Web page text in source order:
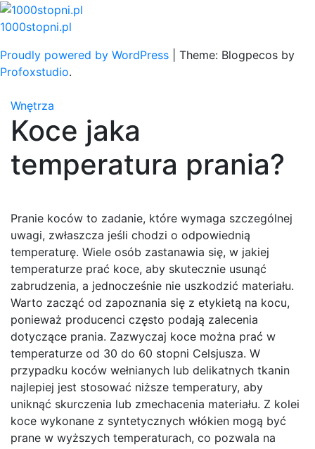
Skip
to
1000stopni.pl
Proudly powered by WordPress
Theme: Blogpecos by
Profoxstudio.
Wnętrza
Koce jaka
temperatura prania?
Pranie koców to zadanie, które wymaga szczególnej
uwagi, zwłaszcza jeśli chodzi o odpowiednią
temperaturę. Wiele osób zastanawia się, w jakiej
temperaturze prać koce, aby skutecznie usunąć
zabrudzenia, a jednocześnie nie uszkodzić materiału.
Warto zacząć od zapoznania się z etykietą na kocu,
ponieważ producenci często podają zalecenia
dotyczące prania. Zazwyczaj koce można prać w
temperaturze od 30 do 60 stopni Celsjusza. W
przypadku koców wełnianych lub delikatnych tkanin
najlepiej jest stosować niższe temperatury, aby
uniknąć skurczenia lub zmechacenia materiału. Z kolei
koce wykonane z syntetycznych włókien mogą być
prane w wyższych temperaturach, co pozwala na